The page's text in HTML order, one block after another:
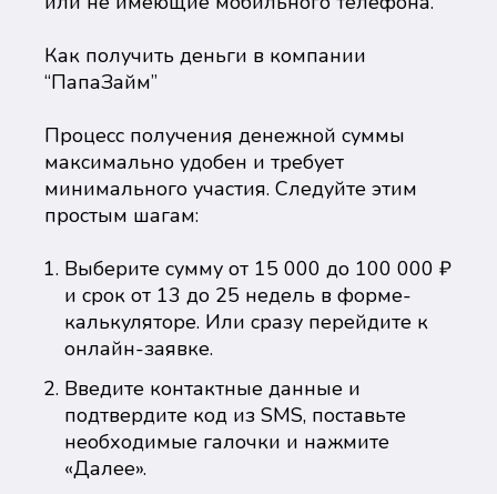
Как получить деньги в компании
“ПапаЗайм”
Процесс получения денежной суммы
максимально удобен и требует
минимального участия. Следуйте этим
простым шагам:
Выберите сумму от 15 000 до 100 000 ₽
и срок от 13 до 25 недель в форме-
калькуляторе. Или сразу перейдите к
онлайн-заявке.
Введите контактные данные и
подтвердите код из SMS, поставьте
необходимые галочки и нажмите
«Далее».